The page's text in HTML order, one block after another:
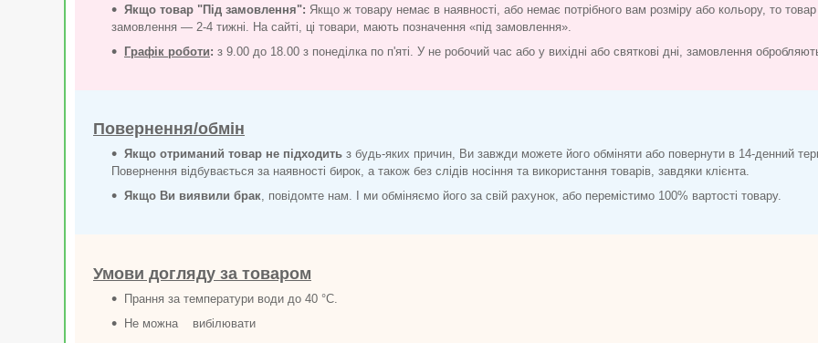
Якщо товар "Під замовлення": Якщо ж товару немає в наявності, або немає потрібного вам розміру або кольору, то
замовлення — 2-4 тижні. На сайті, ці товари, мають позначення «під замовлення».
Графік роботи: з 9.00 до 18.00 з понеділка по п'яті. У не робочий час або у вихідні або святкові дні, замовлення
Повернення/обмін
Якщо отриманий товар не підходить з будь-яких причин, Ви завжди можете його обміняти або повернути в 14-денний
Повернення відбувається за наявності бирок, а також без слідів носіння та використання товарів, завдяки клієнта.
Якщо Ви виявили брак, повідомте нам. І ми обміняємо його за свій рахунок, або перемістимо 100% вартості товару.
Умови догляду за товаром
Прання за температури води до 40 °C.
Не можна вибілювати